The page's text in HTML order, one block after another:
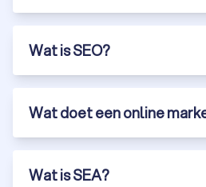
Wat is SEO?
Wat doet een online
Wat is SEA?